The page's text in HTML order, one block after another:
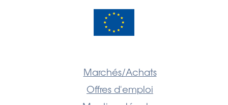
Marchés/Achats
Offres d'emploi